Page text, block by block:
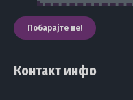
Побарајте не!
Контакт инфо